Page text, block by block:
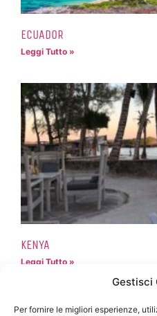
Gestisci
Per fornire le migliori esperienze,
ECUADOR
Leggi Tutto »
KENYA
Leggi Tutto »